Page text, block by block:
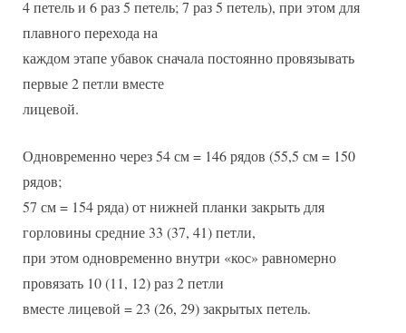
4 петель и 6 раз 5 петель; 7 раз 5 петель), при этом для
плавного перехода на
каждом этапе убавок сначала постоянно провязывать
первые 2 петли вместе
лицевой.
Одновременно через 54 см = 146 рядов (55,5 см = 150
рядов;
57 см = 154 ряда) от нижней планки закрыть для
горловины средние 33 (37, 41) петли,
при этом одновременно внутри «кос» равномерно
провязать 10 (11, 12) раз 2 петли
вместе лицевой = 23 (26, 29) закрытых петель.